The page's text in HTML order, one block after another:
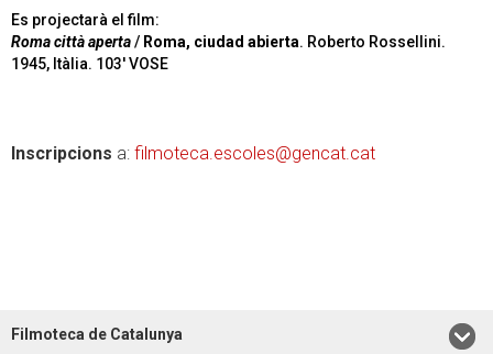
Es projectarà el film:
Roma città aperta/ Roma, ciudad abierta. Roberto Rossellini.
1945, Itàlia. 103' VOSE
Inscripcions a: filmoteca.escoles@gencat.cat
Filmoteca de Catalunya